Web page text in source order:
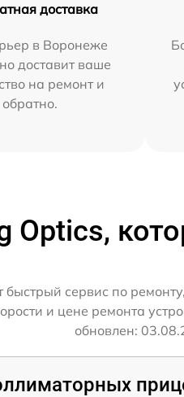
доставка
в Воронеже
доставит ваше
на ремонт и
обратно.
Optics,
сервис по
и цене ремонта
обновлен: